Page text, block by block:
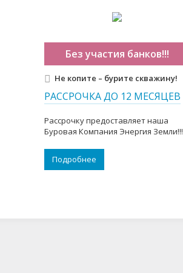
Без участия банков!!!
Не копите – бурите скважину!
РАССРОЧКА ДО 12 МЕСЯЦЕВ
Рассрочку предоставляет наша
Буровая Компания Энергия Земли!!!
Подробнее